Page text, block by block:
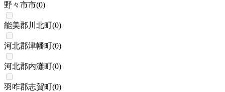
野々市市(0)
能美郡川北町(0)
河北郡津幡町(0)
河北郡内灘町(0)
羽咋郡志賀町(0)